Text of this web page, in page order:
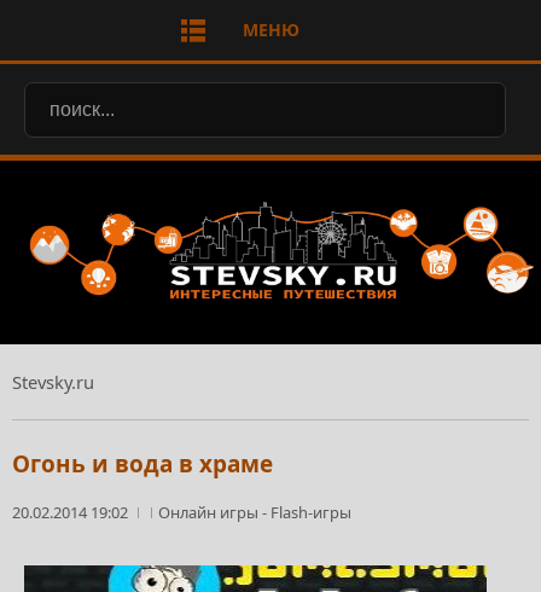
МЕНЮ
Stevsky.ru
Огонь и вода в храме
20.02.2014 19:02 Онлайн игры - Flash-игры